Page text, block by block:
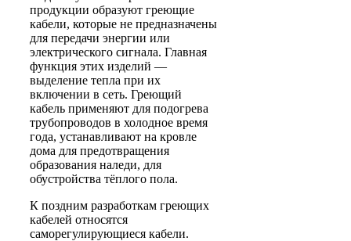
продукции образуют греющие
кабели, которые не предназначены
для передачи энергии или
электрического сигнала. Главная
функция этих изделий —
выделение тепла при их
включении в сеть. Греющий
кабель применяют для подогрева
трубопроводов в холодное время
года, устанавливают на кровле
дома для предотвращения
образования наледи, для
обустройства тёплого пола.
К поздним разработкам греющих
кабелей относятся
саморегулирующиеся кабели.